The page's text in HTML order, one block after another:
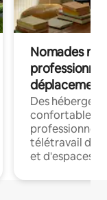
Nomades
déplacement
Des
confortables
professionnels
télétravail
et d'espaces